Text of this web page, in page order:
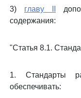
3) главу II
содержания:
"Статья 8.1.
1. Стандарты
обеспечивать: